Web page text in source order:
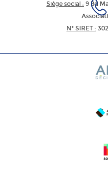
Siège social : 9 Bd
N* SIRET :